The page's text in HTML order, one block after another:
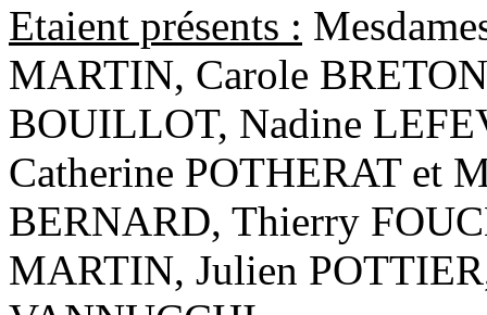
Etaient présents :
MARTIN, Carole
BOUILLOT, Nadine
Catherine POTHERAT et
BERNARD, Thierry
MARTIN, Julien